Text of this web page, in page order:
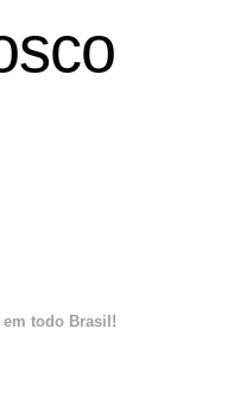
em todo Brasil!